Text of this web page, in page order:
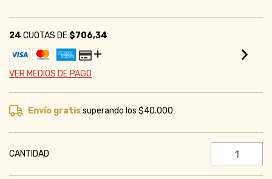
24 CUOTAS DE$706,34
VER MEDIOS DE PAGO
Envío gratissuperando los$40.000
CANTIDAD